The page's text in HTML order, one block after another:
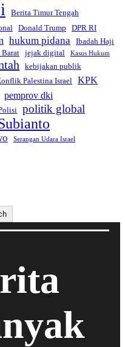
Berita Timur Tengah
Donald Trump
DPR RI
hukum pidana Ibadah Haji
Barat jejak digital
Kasus Hukum
kebijakan publik
Palestina Israel KPK
pemprov dki
politik global
Serangan Udara Israel